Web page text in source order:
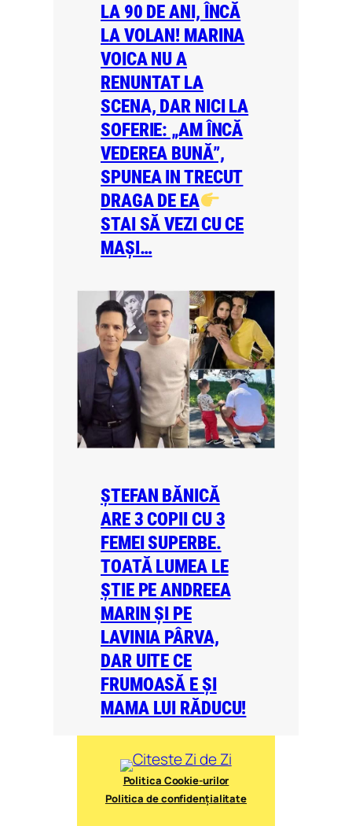
LA 90 DE ANI, ÎNCĂ
LA VOLAN! MARINA
VOICA NU A
RENUNTAT LA
SCENA, DAR NICI LA
SOFERIE: „AM ÎNCĂ
VEDEREA BUNĂ”,
SPUNEA IN TRECUT
DRAGA DE EA
STAI SĂ VEZI CU CE
MAȘI…
ȘTEFAN BĂNICĂ
ARE 3 COPII CU 3
FEMEI SUPERBE.
TOATĂ LUMEA LE
ȘTIE PE ANDREEA
MARIN ȘI PE
LAVINIA PÂRVA,
DAR UITE CE
FRUMOASĂ E ȘI
MAMA LUI RĂDUCU!
Politica Cookie-urilor
Politica de confidențialitate